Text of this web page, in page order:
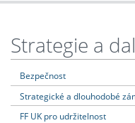
Strategie a
Bezpečnost
Strategické a dlouhodobé
FF UK pro udržitelnost